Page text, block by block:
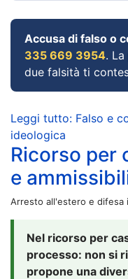
Accusa di falso o
335 669 3954.
due falsità ti
Leggi tutto: Falso e
ideologica
Ricorso per
e
Arresto all'estero e difesa
Nel ricorso per
processo: non si
propone una